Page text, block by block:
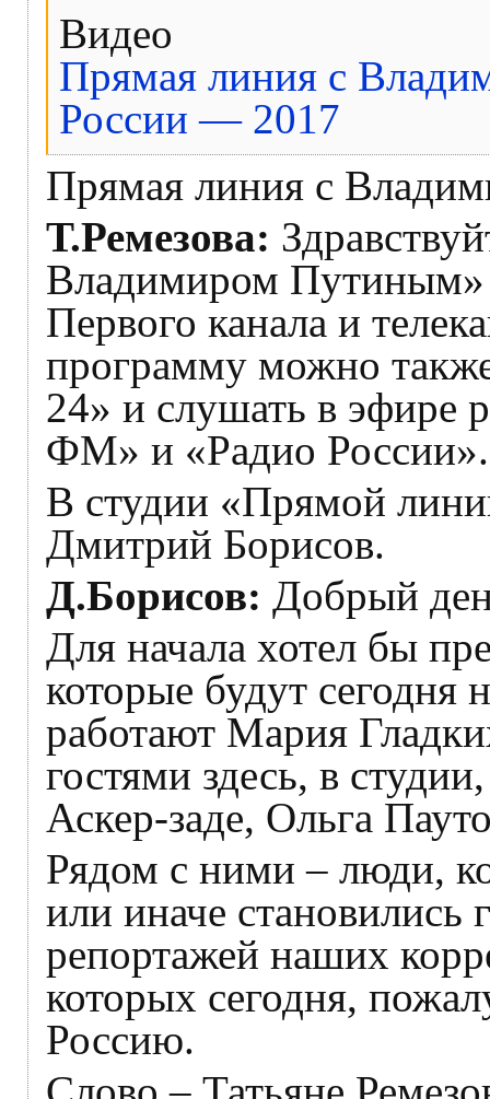
Видео
Прямая линия с
России — 2017
Прямая линия с
Т.Ремезова:
Владимиром Путиным»
Первого канала и
программу можно
24» и слушать в эфире
ФМ» и «Радио России».
В студии «Прямой
Дмитрий Борисов.
Д.Борисов: Добрый
Для начала хотел бы
которые будут сегодня
работают Мария
гостями здесь, в
Аскер-заде, Ольга
Рядом с ними – люди,
или иначе становились
репортажей наших
которых сегодня,
Россию.